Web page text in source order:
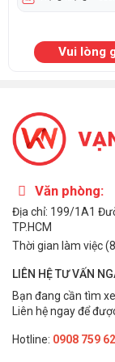
ngồi lái…) và
ứng trọn vẹn nhu
doanh nghiệp
Vui lòng
Văn phòng:
Địa chỉ: 199/1A1
TP.HCM
Thời gian làm việc
LIÊN HỆ TƯ VẤN
Bạn đang cần tìm
Liên hệ ngay để
Hotline: 0908 759